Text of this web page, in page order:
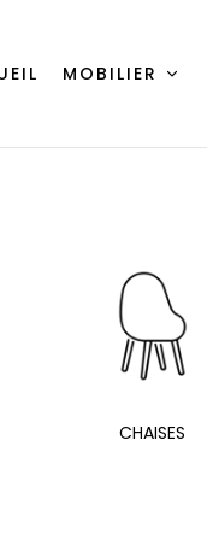
MOBILIER
CHAISES